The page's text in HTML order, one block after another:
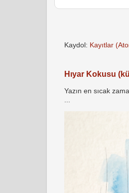
Kaydol: Kayıtlar
Hıyar Kokusu
Yazın en sıcak